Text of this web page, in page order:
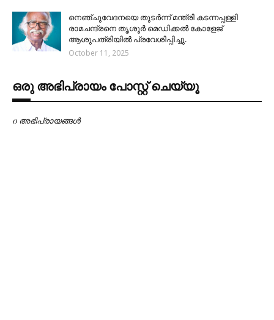
നെഞ്ചുവേദനയെ തുടർന്ന് മന്ത്രി കടന്നപ്പള്ളി
രാമചന്ദ്രനെ തൃശൂർ മെഡിക്കൽ കോളേജ്
ആശുപത്രിയിൽ പ്രവേശിപ്പിച്ചു.
October 11, 2025
ഒരു അഭിപ്രായം പോസ്റ്റ് ചെയ്യൂ
0 അഭിപ്രായങ്ങള്‍